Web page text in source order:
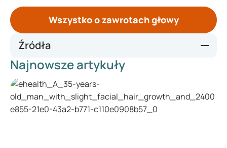
Wszystko o zawrotach głowy
Źródła
Thuisarts.nl – Draaiduizeligheid
Duizeligheid | NHG-Richtlijnen
Duizeligheid | Apotheek.nl
Vertigo - StatPearls - NCBI Bookshelf
Ik wil de Epley-beweging doen | Thuisarts.nl
Najnowsze artykuły